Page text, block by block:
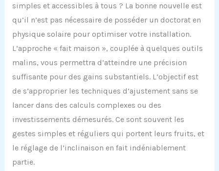
simples et accessibles à tous ? La bonne nouvelle est
qu’il n’est pas nécessaire de posséder un doctorat en
physique solaire pour optimiser votre installation.
L’approche « fait maison », couplée à quelques outils
malins, vous permettra d’atteindre une précision
suffisante pour des gains substantiels. L’objectif est
de s’approprier les techniques d’ajustement sans se
lancer dans des calculs complexes ou des
investissements démesurés. Ce sont souvent les
gestes simples et réguliers qui portent leurs fruits, et
le réglage de l’inclinaison en fait indéniablement
partie.